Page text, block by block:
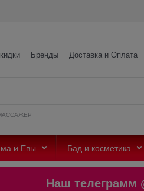
Бренды Доставка и Оплата
и Евы Бад и косметика
Наш телеграмм